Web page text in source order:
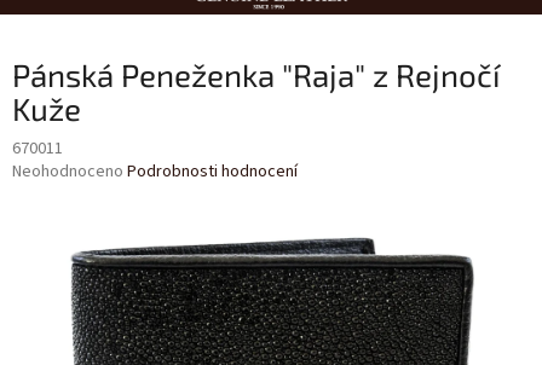
Pánská Peneženka "Raja" z Rejnočí
Kuže
670011
Průměrné
hvězdiček.
Neohodnoceno Podrobnosti hodnocení